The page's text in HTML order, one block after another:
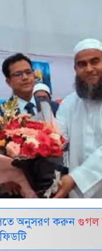
অনুসরণ করুন গুগল